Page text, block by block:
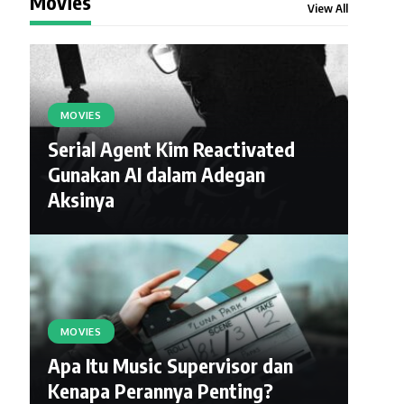
View All
MOVIES
Serial Agent Kim Reactivated
Gunakan AI dalam Adegan
Aksinya
MOVIES
Apa Itu Music Supervisor dan
Kenapa Perannya Penting?